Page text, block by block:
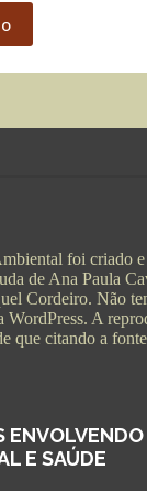
foi criado
de Ana Paula
Cordeiro. Não
A
que citando a
ENVOLVENDO
E SAÚDE